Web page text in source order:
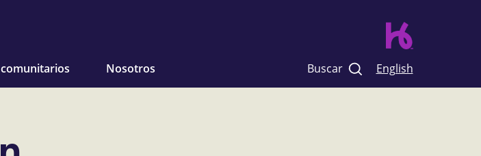
Nosotros Buscar English